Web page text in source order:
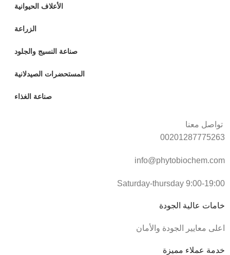
الأعلاف الحيوانية
الزراعة
صناعة النسيج والجلود
المستحضرات الصيدلانية
صناعة الغذاء
00201287775263
info@phytobiochem.com
Saturday-thursday 9:00-19:00
خامات عالية الجودة
اعلى معايير الجودة والأمان
خدمة عملاء مميزة